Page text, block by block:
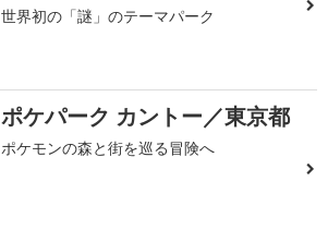
世界初の「謎」のテーマパーク
ポケパーク カントー／東京都
ポケモンの森と街を巡る冒険へ